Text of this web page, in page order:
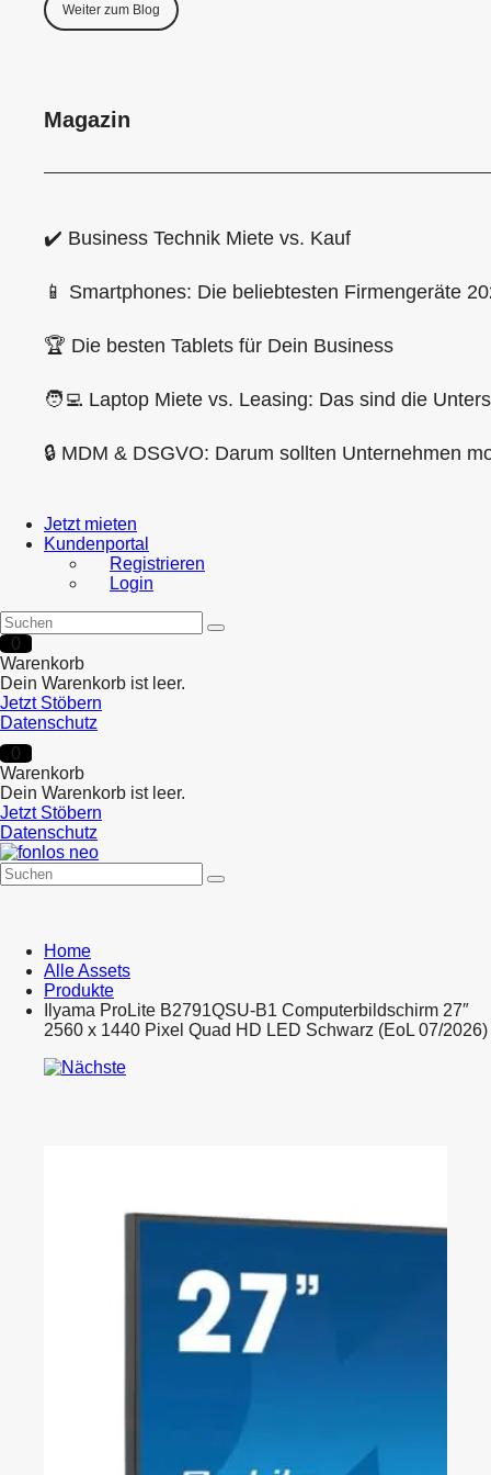
Weiter zum Blog
Magazin
✔️ Business Technik Miete vs. Kauf
📱 Smartphones: Die beliebtesten Firmengeräte
🏆 Die besten Tablets für Dein Business
🧑‍💻 Laptop Miete vs. Leasing: Das sind die
🔒 MDM & DSGVO: Darum sollten Unternehmen
Jetzt mieten
Kundenportal
Registrieren
Login
0
Warenkorb
Dein Warenkorb ist leer.
Jetzt Stöbern
Datenschutz
0
Warenkorb
Dein Warenkorb ist leer.
Jetzt Stöbern
Datenschutz
Home
Alle Assets
Produkte
Ilyama ProLite B2791QSU-B1 Computerbildschirm 27″
2560 x 1440 Pixel Quad HD LED Schwarz (EoL 07/2026)
Product